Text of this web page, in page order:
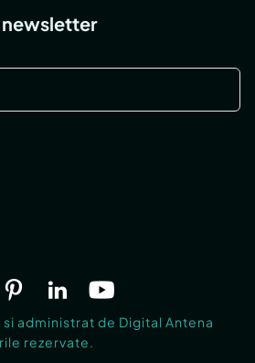
administrat de Digital Antena
rezervate.